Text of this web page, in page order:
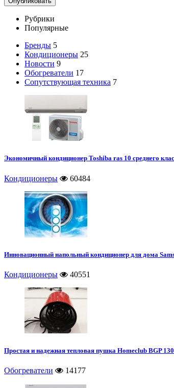
Рубрики
Популярные
Бренды 5
Кондиционеры 25
Новости 9
Обогреватели 17
Сопутствующая техника 7
Экономичный кондиционер Toshiba ras 10 среднего
Кондиционеры 60484
Инновационный напольный кондиционер для дома
Кондиционеры 40551
Простая и надежная тепловая пушка Homeclub BGP
Обогреватели 14177